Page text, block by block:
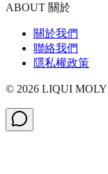
ABOUT 關於
關於我們
聯絡我們
隱私權政策
© 2026 LIQUI MOLY